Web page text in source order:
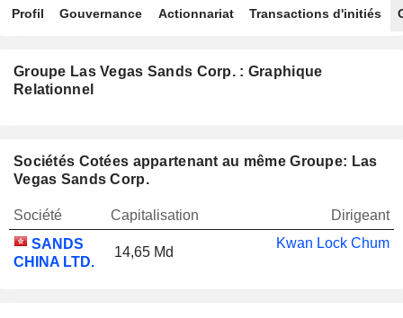
Profil Gouvernance Actionnariat Transactions d'initiés
Groupe Las Vegas Sands Corp. : Graphique
Relationnel
Sociétés Cotées appartenant au même Groupe: Las
Vegas Sands Corp.
Société Capitalisation
Dirigeant
SANDS
CHINA LTD.
14,65 Md
Kwan Lock Chum